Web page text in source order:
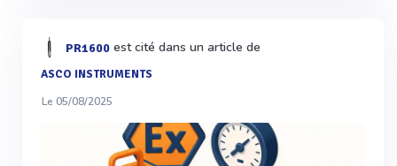
PR1600 est cité dans un article de
ASCO INSTRUMENTS
Le 05/08/2025